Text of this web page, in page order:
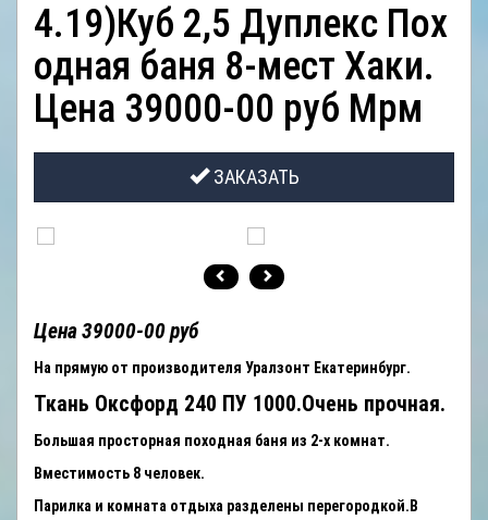
КОНТАКТЫ
4.19)Куб 2,5 Дуплекс Пох
одная баня 8-мест Хаки.
Цена 39000-00 руб Мрм
ЗАКАЗАТЬ
Цена 39000-00 руб
На прямую от производителя Уралзонт Екатеринбург.
Ткань Оксфорд 240 ПУ 1000.Очень прочная.
Большая просторная походная баня из 2-х комнат.
Вместимость 8 человек.
Парилка и комната отдыха разделены перегородкой.В